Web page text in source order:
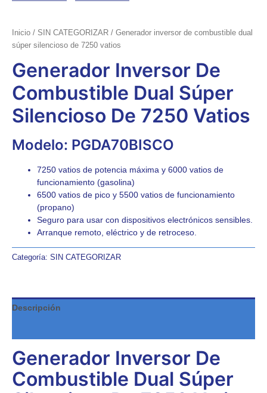
Inicio / SIN CATEGORIZAR / Generador inversor de combustible dual
súper silencioso de 7250 vatios
Generador Inversor De
Combustible Dual Súper
Silencioso De 7250 Vatios
Modelo: PGDA70BISCO
7250 vatios de potencia máxima y 6000 vatios de
funcionamiento (gasolina)
6500 vatios de pico y 5500 vatios de funcionamiento
(propano)
Seguro para usar con dispositivos electrónicos sensibles.
Arranque remoto, eléctrico y de retroceso.
Categoría: SIN CATEGORIZAR
Descripción
Generador Inversor De
Combustible Dual Súper